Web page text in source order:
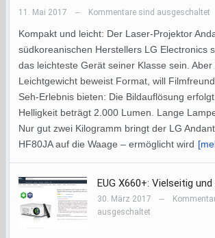
11. Mai 2017 — Kommentare sind ausgeschaltet
Kompakt und leicht: Der Laser-Projektor
südkoreanischen Herstellers LG Electronics
das leichteste Gerät seiner Klasse sein. Aber
Leichtgewicht beweist Format, will
Seh-Erlebnis bieten: Die Bildauflösung
Helligkeit beträgt 2.000 Lumen. Lange
Nur gut zwei Kilogramm bringt der LG
HF80JA auf die Waage – ermöglicht wird
EUG X660+: Vielseitig
30. März 2017 —
ausgeschaltet